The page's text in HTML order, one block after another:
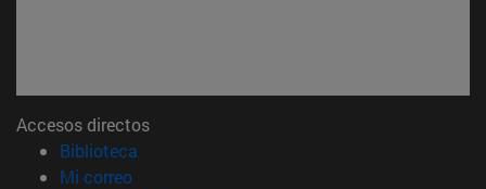
Accesos directos
Biblioteca
Mi correo(abre en nueva ventana)